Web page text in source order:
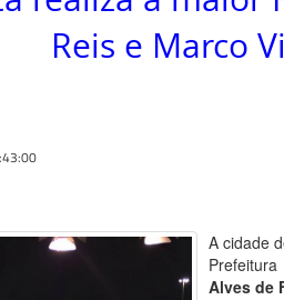
Reis e Marco
A cidade
Alves de